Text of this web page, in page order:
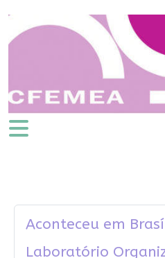
Aconteceu em
Laboratório